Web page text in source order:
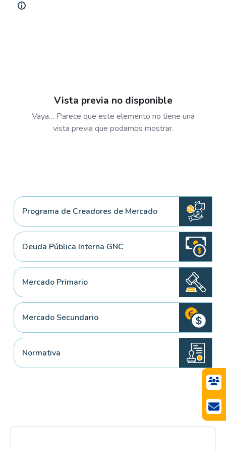
Vista previa no disponible
Vaya… Parece que este elemento no tiene una
vista previa que podamos mostrar.
Programa de Creadores de Mercado
Deuda Pública Interna GNC
Mercado Primario
Mercado Secundario
Normativa